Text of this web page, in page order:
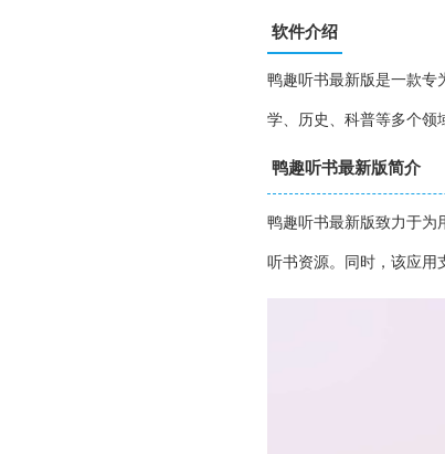
软件介绍
鸭趣听书最新版是一款专
学、历史、科普等多个领
鸭趣听书最新版简介
鸭趣听书最新版致力于为
听书资源。同时，该应用